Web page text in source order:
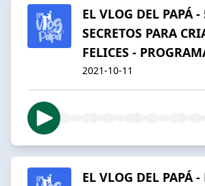
EL VLOG DEL PAPÁ -
SECRETOS PARA
FELICES -
2021-10-11
EL VLOG DEL PAPÁ -